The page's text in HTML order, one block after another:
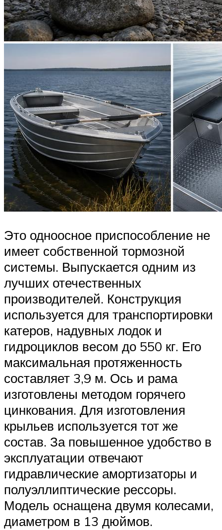
Это одноосное приспособление не
имеет собственной тормозной
системы. Выпускается одним из
лучших отечественных
производителей. Конструкция
используется для транспортировки
катеров, надувных лодок и
гидроциклов весом до 550 кг. Его
максимальная протяженность
составляет 3,9 м. Ось и рама
изготовлены методом горячего
цинкования. Для изготовления
крыльев используется тот же
состав. За повышенное удобство в
эксплуатации отвечают
гидравлические амортизаторы и
полуэллиптические рессоры.
Модель оснащена двумя колесами,
диаметром в 13 дюймов.